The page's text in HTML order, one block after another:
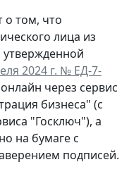
о том, что
лица из
2024 г. № ЕД-7-
через сервис
бизнеса" (с
"Госключ"), а
на бумаге с
подписей.